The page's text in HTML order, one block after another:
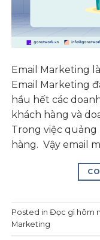
Email Marketing
Email Marketing
hầu hết các
khách hàng và
Trong việc
hàng. Vậy email
Posted inĐọc gì hôm
Marketing